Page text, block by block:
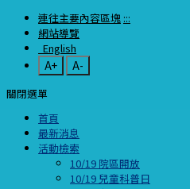
連往主要內容區塊 :::
網站導覽
English
A+
A-
關閉選單
首頁
最新消息
活動檢索
10/19 院區開放
10/19 兒童科普日